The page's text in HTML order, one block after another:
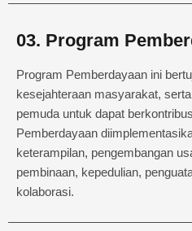
03. Program
Program Pemberdayaan ini
kesejahteraan masyarakat,
pemuda untuk dapat
Pemberdayaan
keterampilan, pengembangan
pembinaan, kepedulian,
kolaborasi.